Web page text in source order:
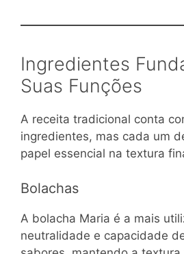
Ingredientes
Suas Funções
A receita tradicional conta
ingredientes, mas cada um
papel essencial na textura
Bolachas
A bolacha Maria é a mais
neutralidade e capacidade